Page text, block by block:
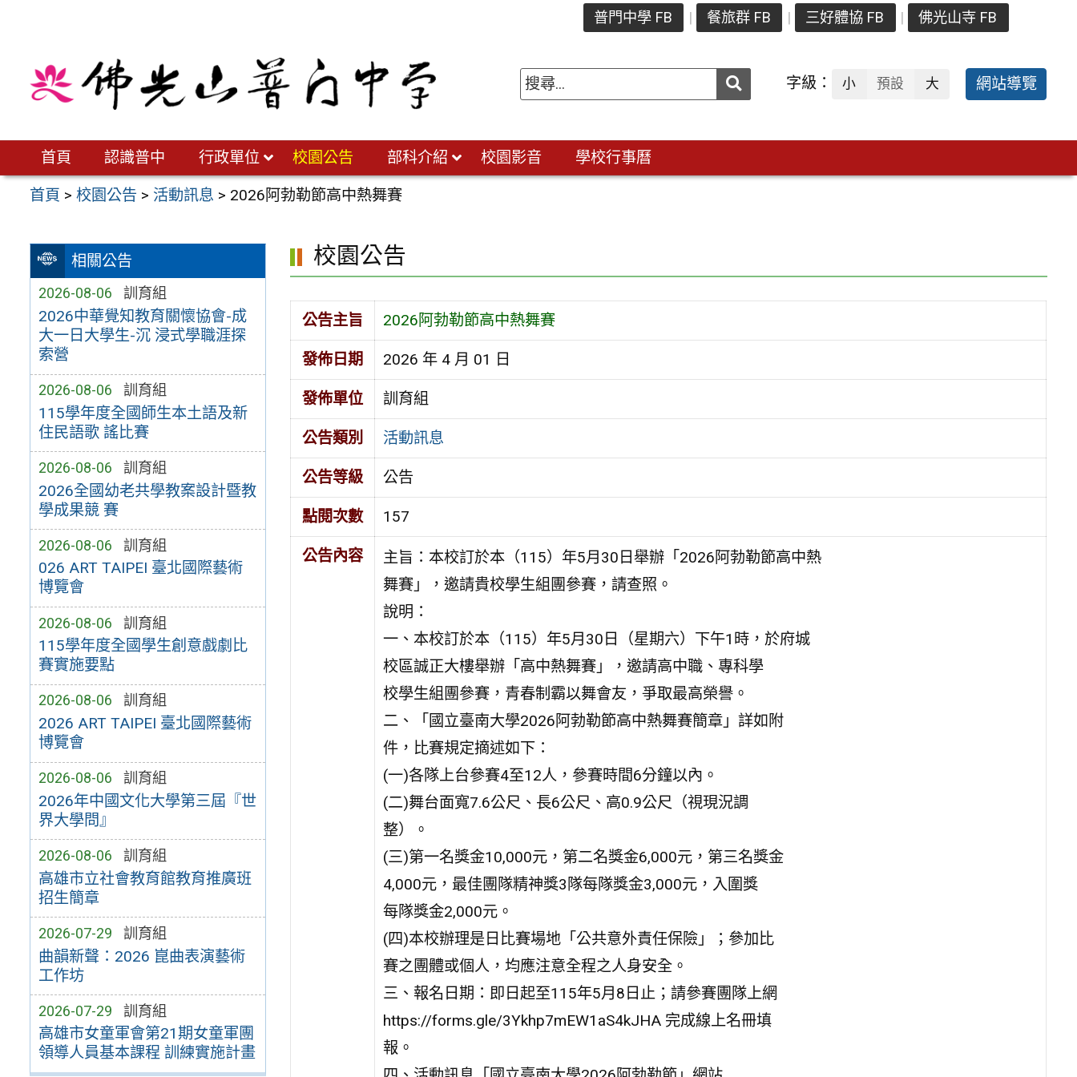
普門中學 FB 餐旅群 FB 三好體協 FB 佛光山寺 FB
送出 字級： 小 預設 大 網站導覽
首頁 認識普中 行政單位 校園公告 部科介紹 校園影音 學校行事曆
首頁 >校園公告 > 活動訊息 > 2026阿勃勒節高中熱舞賽
相關公告
2026-08-06 訓育組
2026中華覺知教育關懷協會-成
大一日大學生-沉 浸式學職涯探
索營
2026-08-06 訓育組
115學年度全國師生本土語及新
住民語歌 謠比賽
2026-08-06 訓育組
2026全國幼老共學教案設計暨教
學成果競 賽
2026-08-06 訓育組
026 ART TAIPEI 臺北國際藝術
博覽會
2026-08-06 訓育組
115學年度全國學生創意戲劇比
賽實施要點
2026-08-06 訓育組
2026 ART TAIPEI 臺北國際藝術
博覽會
2026-08-06 訓育組
2026年中國文化大學第三屆『世
界大學問』
2026-08-06 訓育組
高雄市立社會教育館教育推廣班
招生簡章
2026-07-29 訓育組
曲韻新聲：2026 崑曲表演藝術
工作坊
2026-07-29 訓育組
高雄市女童軍會第21期女童軍團
領導人員基本課程 訓練實施計畫
校園公告
公告主旨 2026阿勃勒節高中熱舞賽
發佈日期 2026 年 4 月 01 日
發佈單位 訓育組
公告類別 活動訊息
公告等級 公告
點閱次數 157
公告內容
主旨：本校訂於本（115）年5月30日舉辦「2026阿勃勒節高中熱
舞賽」，邀請貴校學生組團參賽，請查照。
說明：
一、本校訂於本（115）年5月30日（星期六）下午1時，於府城
校區誠正大樓舉辦「高中熱舞賽」，邀請高中職、專科學
校學生組團參賽，青春制霸以舞會友，爭取最高榮譽。
二、「國立臺南大學2026阿勃勒節高中熱舞賽簡章」詳如附
件，比賽規定摘述如下：
(一)各隊上台參賽4至12人，參賽時間6分鐘以內。
(二)舞台面寬7.6公尺、長6公尺、高0.9公尺（視現況調
整）。
(三)第一名獎金10,000元，第二名獎金6,000元，第三名獎金
4,000元，最佳團隊精神獎3隊每隊獎金3,000元，入圍獎
每隊獎金2,000元。
(四)本校辦理是日比賽場地「公共意外責任保險」；參加比
賽之團體或個人，均應注意全程之人身安全。
三、報名日期：即日起至115年5月8日止；請參賽團隊上網
https://forms.gle/3Ykhp7mEW1aS4kJHA 完成線上名冊填
報。